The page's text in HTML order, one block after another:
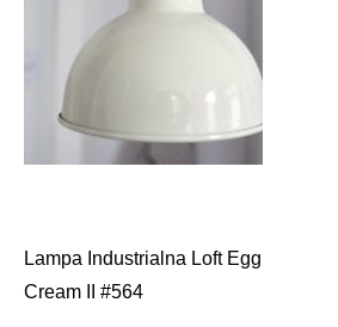
Nawigacja
Lampa Industrialna Loft Egg
Cream II #564